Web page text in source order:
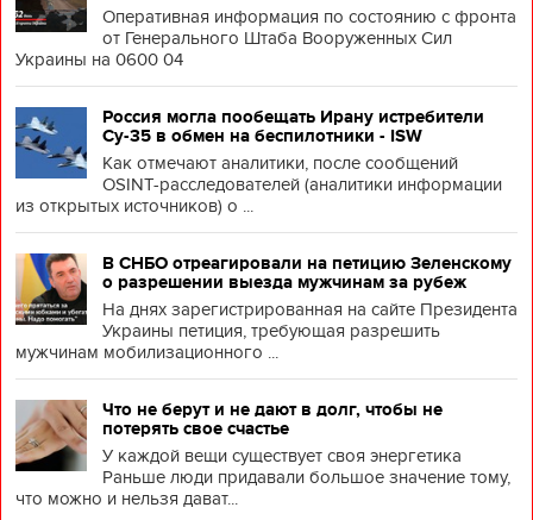
Оперативная информация по состоянию с фронта
от Генерального Штаба Вооруженных Сил
Украины на 0600 04
Россия могла пообещать Ирану истребители
Су-35 в обмен на беспилотники - ISW
Как отмечают аналитики, после сообщений
OSINT-расследователей (аналитики информации
из открытых источников) о ...
В СНБО отреагировали на петицию Зеленскому
о разрешении выезда мужчинам за рубеж
На днях зарегистрированная на сайте Президента
Украины петиция, требующая разрешить
мужчинам мобилизационного ...
Что не берут и не дают в долг, чтобы не
потерять свое счастье
У каждой вещи существует своя энергетика
Раньше люди придавали большое значение тому,
что можно и нельзя дават...